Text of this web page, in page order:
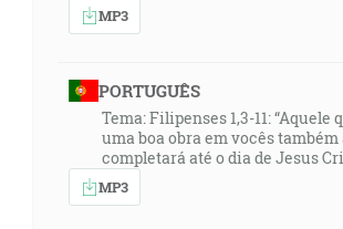
MP3
PORTUGUÊS
Tema: Filipenses 1,3-11: “Aquele
uma boa obra em vocês também
completará até o dia de Jesus
MP3